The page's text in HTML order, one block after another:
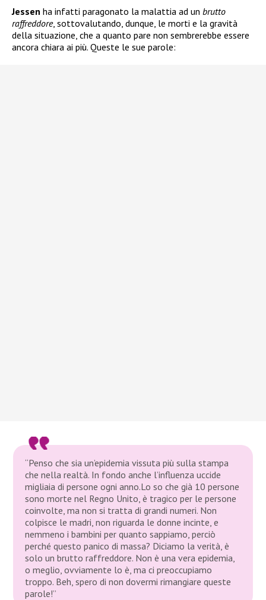
Jessen ha infatti paragonato la malattia ad un brutto
raffreddore, sottovalutando, dunque, le morti e la gravità
della situazione, che a quanto pare non sembrerebbe essere
ancora chiara ai più. Queste le sue parole:
“Penso che sia un’epidemia vissuta più sulla stampa
che nella realtà. In fondo anche l’influenza uccide
migliaia di persone ogni anno.Lo so che già 10 persone
sono morte nel Regno Unito, è tragico per le persone
coinvolte, ma non si tratta di grandi numeri. Non
colpisce le madri, non riguarda le donne incinte, e
nemmeno i bambini per quanto sappiamo, perciò
perché questo panico di massa? Diciamo la verità, è
solo un brutto raffreddore. Non è una vera epidemia,
o meglio, ovviamente lo è, ma ci preoccupiamo
troppo. Beh, spero di non dovermi rimangiare queste
parole!”